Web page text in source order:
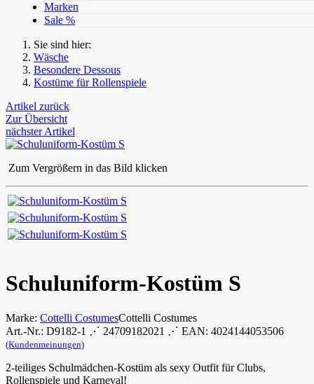
Marken
Sale %
Sie sind hier:
Wäsche
Besondere Dessous
Kostüme für Rollenspiele
Artikel zurück
Zur Übersicht
nächster Artikel
Zum Vergrößern in das Bild klicken
Schuluniform-Kostüm S
Marke: Cottelli CostumesCottelli Costumes
Art.-Nr.: D9182-1 ⋰ 24709182021 ⋰ EAN: 4024144053506
(Kundenmeinungen)
2-teiliges Schulmädchen-Kostüm als sexy Outfit für Clubs,
Rollenspiele und Karneval!